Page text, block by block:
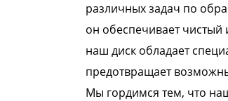
различных задач по
он обеспечивает
наш диск обладает
предотвращает
Мы гордимся тем, что